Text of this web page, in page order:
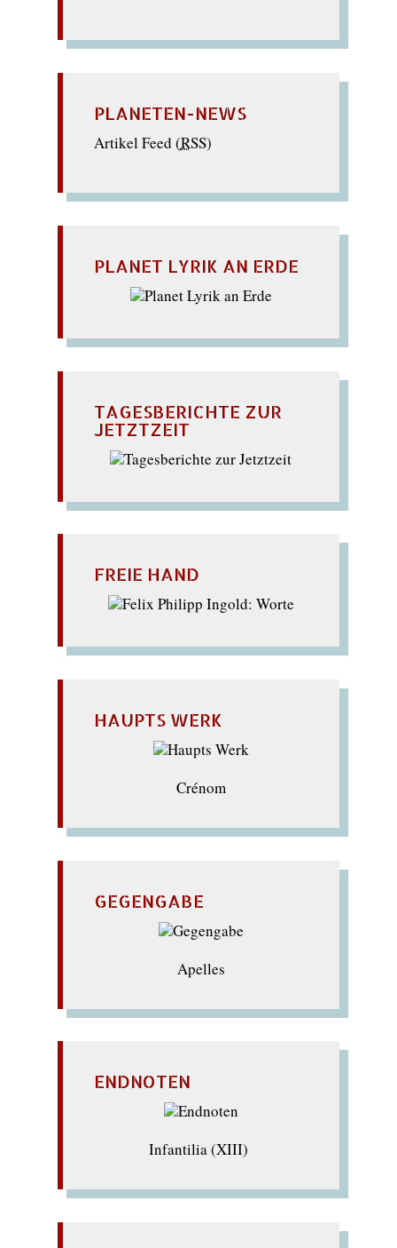
PLANETEN-NEWS
Artikel Feed (RSS)
PLANET LYRIK AN ERDE
TAGESBERICHTE ZUR
JETZTZEIT
FREIE HAND
HAUPTS WERK
Crénom
GEGENGABE
Apelles
ENDNOTEN
Infantilia (XIII)